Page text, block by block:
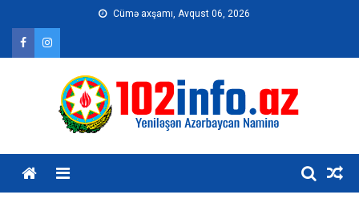
content
Cümə axşamı, Avqust 06, 2026